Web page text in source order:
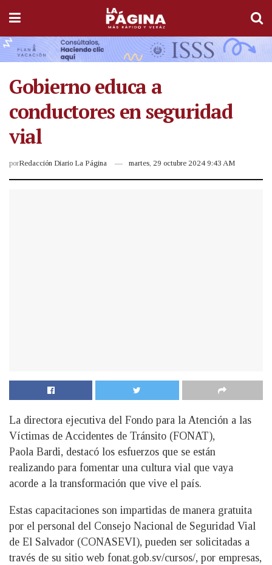
Gobierno educa a
conductores en seguridad
vial
porRedacción Diario La Página martes, 29 octubre 2024 9:43 AM
La directora ejecutiva del Fondo para la Atención a las
Víctimas de Accidentes de Tránsito (FONAT),
Paola Bardi, destacó los esfuerzos que se están
realizando para fomentar una cultura vial que vaya
acorde a la transformación que vive el país.
Estas capacitaciones son impartidas de manera gratuita
por el personal del Consejo Nacional de Seguridad Vial
de El Salvador (CONASEVI), pueden ser solicitadas a
través de su sitio web fonat.gob.sv/cursos/, por empresas,